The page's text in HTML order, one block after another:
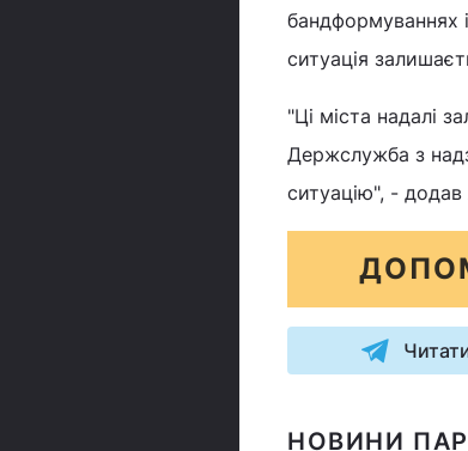
бандформуваннях
ситуація
"Ці міста надалі
Держслужба з
ситуацію", - додав
НОВИНИ